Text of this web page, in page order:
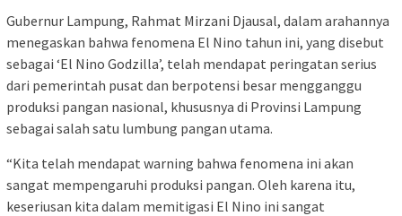
Gubernur Lampung, Rahmat Mirzani Djausal, dalam arahannya
menegaskan bahwa fenomena El Nino tahun ini, yang disebut
sebagai ‘El Nino Godzilla’, telah mendapat peringatan serius
dari pemerintah pusat dan berpotensi besar mengganggu
produksi pangan nasional, khususnya di Provinsi Lampung
sebagai salah satu lumbung pangan utama.
“Kita telah mendapat warning bahwa fenomena ini akan
sangat mempengaruhi produksi pangan. Oleh karena itu,
keseriusan kita dalam memitigasi El Nino ini sangat